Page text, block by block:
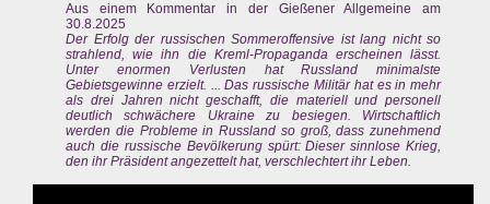
Aus einem Kommentar in der Gießener Allgemeine am
30.8.2025
Der Erfolg der russischen Sommeroffensive ist lang nicht so
strahlend, wie ihn die Kreml-Propaganda erscheinen lässt.
Unter enormen Verlusten hat Russland minimalste
Gebietsgewinne erzielt. ... Das russische Militär hat es in mehr
als drei Jahren nicht geschafft, die materiell und personell
deutlich schwächere Ukraine zu besiegen. Wirtschaftlich
werden die Probleme in Russland so groß, dass zunehmend
auch die russische Bevölkerung spürt: Dieser sinnlose Krieg,
den ihr Präsident angezettelt hat, verschlechtert ihr Leben.